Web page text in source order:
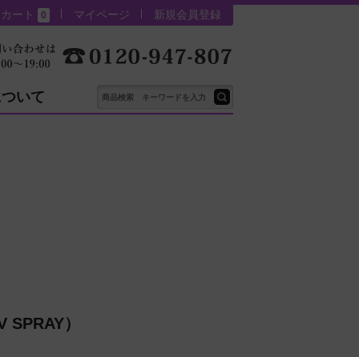
カート 0 マイページ 新規会員登録
いて
）